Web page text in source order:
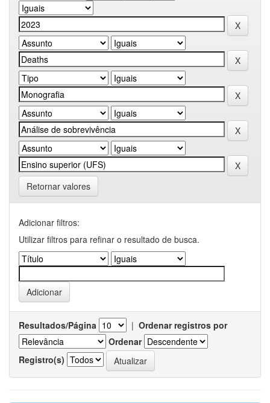
Retornar valores
Adicionar filtros:
Utilizar filtros para refinar o resultado de busca.
Resultados/Página | Ordenar registros por
Ordenar
Registro(s)